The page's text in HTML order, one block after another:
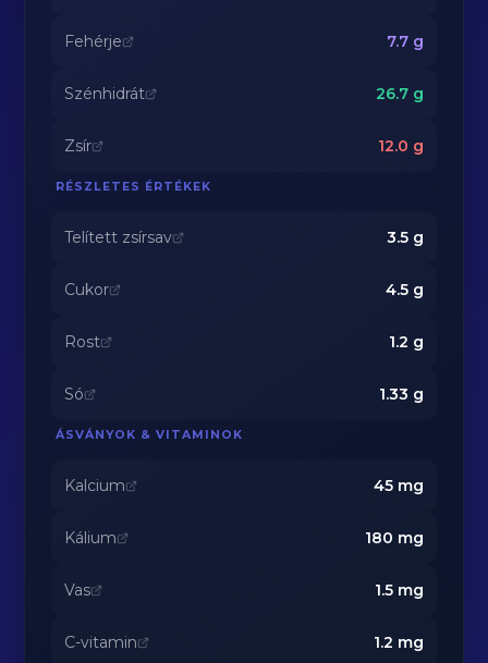
Fehérje 7.7g
Szénhidrát 26.7g
Zsír 12.0 g
RÉSZLETES ÉRTÉKEK
Telített zsírsav 3.5g
Cukor 4.5g
Rost 1.2 g
Só 1.33 g
ÁSVÁNYOK & VITAMINOK
Kalcium 45mg
Kálium 180 mg
Vas 1.5mg
C-vitamin 1.2 mg